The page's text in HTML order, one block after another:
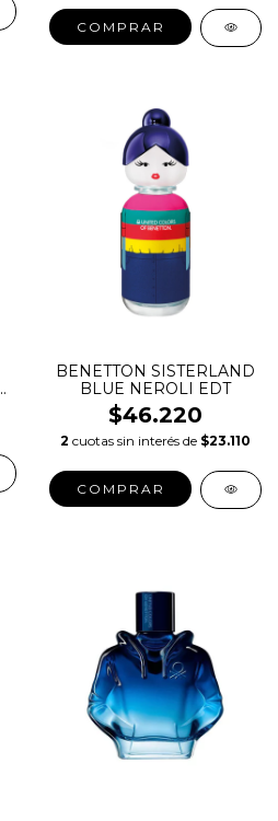
COMPRAR
BENETTON SISTERLAND
BLUE NEROLI EDT
$46.220
2 cuotas sin interés de $23.110
COMPRAR